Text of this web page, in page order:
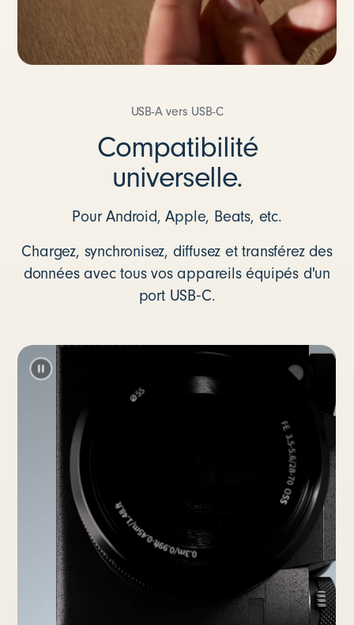
USB-A vers USB-C
Compatibilité
universelle.
Pour Android, Apple, Beats, etc.
Chargez, synchronisez, diffusez et transférez des
données avec tous vos appareils équipés d'un
port USB‑C.